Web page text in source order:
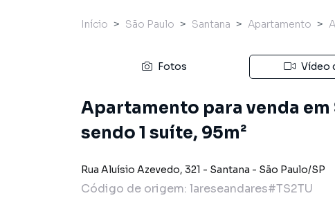
Início São Paulo Santana Apartamento
Fotos Vídeo
Apartamento para venda
sendo 1 suíte, 95m²
Rua Aluísio Azevedo, 321 - Santana - São Paulo/SP
Código de origem: lareseandares#TS2TU